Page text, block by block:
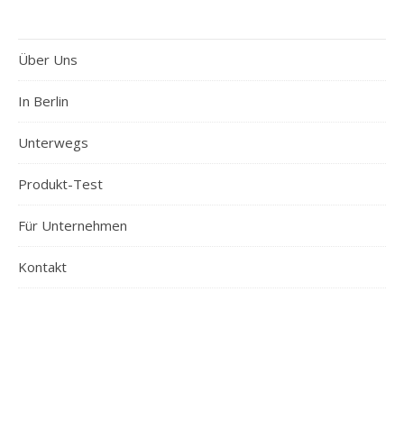
Über Uns
In Berlin
Unterwegs
Produkt-Test
Für Unternehmen
Kontakt